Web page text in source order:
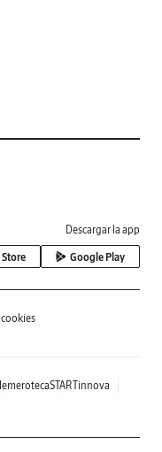
Descargar la app
Google Play
STARTinnova